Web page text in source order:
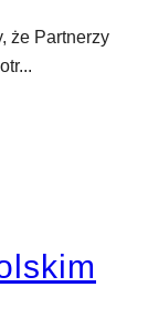
że Partnerzy